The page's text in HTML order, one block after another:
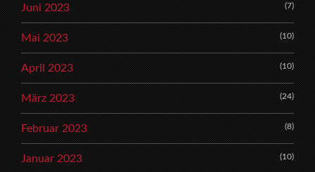
Juni 2023 (7)
Mai 2023 (10)
April 2023 (10)
März 2023 (24)
Februar 2023 (8)
Januar 2023 (10)